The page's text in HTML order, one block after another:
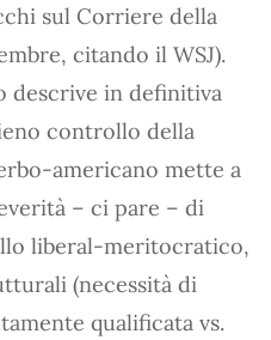
sul Corriere della
citando il WSJ).
descrive in definitiva
controllo della
americano mette a
– ci pare – di
liberal-meritocratico,
(necessità di
qualificata vs.